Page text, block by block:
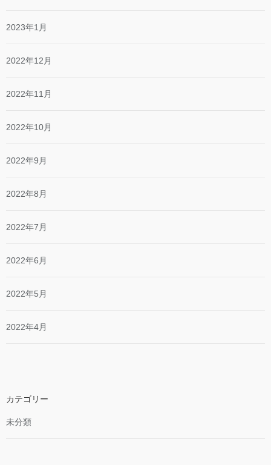
2023年1月
2022年12月
2022年11月
2022年10月
2022年9月
2022年8月
2022年7月
2022年6月
2022年5月
2022年4月
カテゴリー
未分類